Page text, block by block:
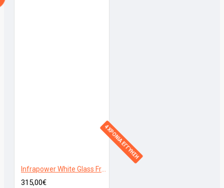
4 ΧΡΟΝΙΑ ΕΓΓΥΗΣΗ
Infrapower White Glass Frameless 600W
315,00€